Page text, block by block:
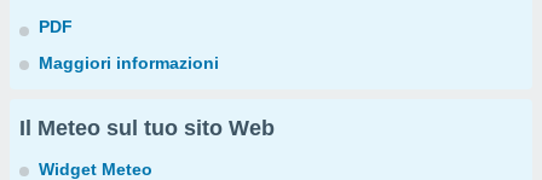
PDF
Maggiori informazioni
Il Meteo sul tuo sito Web
Widget Meteo